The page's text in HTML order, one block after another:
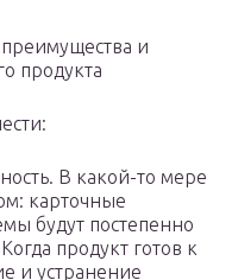
и
продукта
В какой-то мере
карточные
будут постепенно
продукт готов к
и устранение